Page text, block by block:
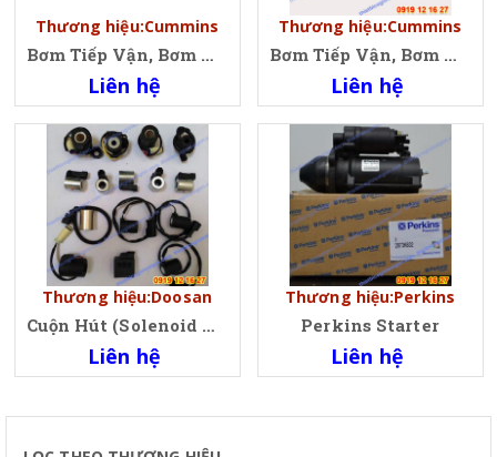
Thương hiệu:Cummins
Bơm Tiếp Vận, Bơm Nhiên Liệu, Bơm Nhiên Liệu Điện Cummins, Fuel Transfer Pump for Cummins Engine
Liên hệ
Thương hiệu:Cummins
Bơm Tiếp Vận, Bơm Nhiên Liệu, Bơm Nhiên Liệu Điện Cummins 3968189, 4937766, 5260634, 3968190, 4944735
Liên hệ
Thương hiệu:Doosan
Cuộn Hút (Solenoid Valve Coil)
Liên hệ
Thương hiệu:Perkins
Perkins Starter
Liên hệ